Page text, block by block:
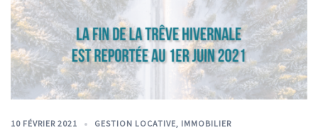
10 FÉVRIER 2021 GESTION LOCATIVE, IMMOBILIER